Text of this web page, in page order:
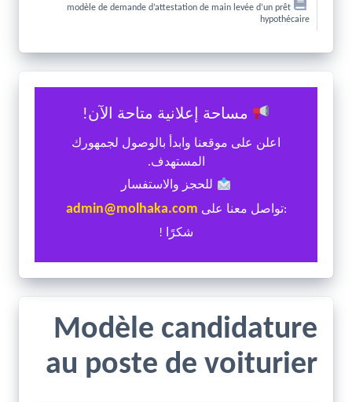
modèle de demande d’attestation de main levée d’un prêt
hypothécaire
مساحة إعلانية متاحة الآن!
اعلن على موقعنا وابدأ بالوصول لجمهورك
المستهدف.
للحجز والاستفسار
:تواصل معنا على admin@molhaka.com
شكرًا !
Modèle candidature
au poste de voiturier